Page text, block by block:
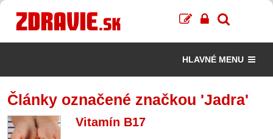
HLAVNÉ MENU
Články označené značkou 'Jadra'
Vitamín B17